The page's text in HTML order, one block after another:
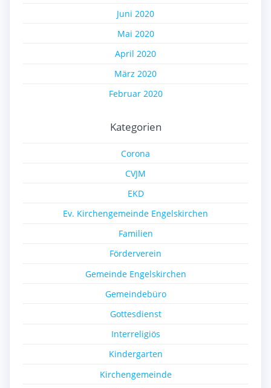
Juni 2020
Mai 2020
April 2020
März 2020
Februar 2020
Kategorien
Corona
CVJM
EKD
Ev. Kirchengemeinde Engelskirchen
Familien
Förderverein
Gemeinde Engelskirchen
Gemeindebüro
Gottesdienst
Interreligiös
Kindergarten
Kirchengemeinde